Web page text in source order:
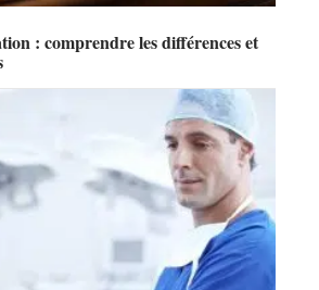
: comprendre les différences et